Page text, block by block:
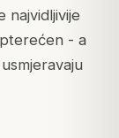
najvidljivije
- a